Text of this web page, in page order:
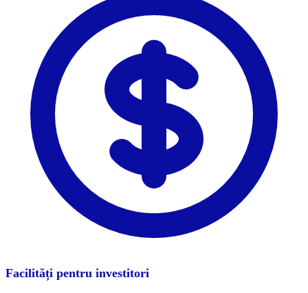
Facilități pentru investitori